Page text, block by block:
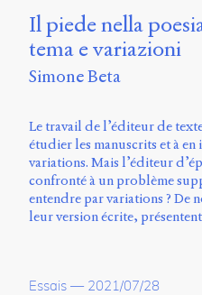
0.1
(2020/03)
Typographies
Jannon
de
Storm
Foundry
et
Adams.
Il piede nella
tema e variazioni
Simone Beta
Le travail de l’éditeur de
étudier les manuscrits et à
variations. Mais l’éditeur
confronté à un problème
entendre par variations ? De
leur version écrite,
Essais — 2021/07/28